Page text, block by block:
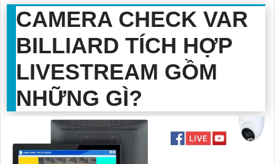
CAMERA CHECK VAR
BILLIARD TÍCH HỢP
LIVESTREAM GỒM
NHỮNG GÌ?